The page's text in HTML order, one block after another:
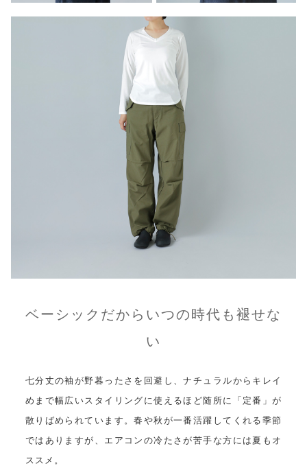
ベーシックだからいつの時代も褪せな
い
七分丈の袖が野暮ったさを回避し、ナチュラルからキレイ
めまで幅広いスタイリングに使えるほど随所に「定番」が
散りばめられています。春や秋が一番活躍してくれる季節
ではありますが、エアコンの冷たさが苦手な方には夏もオ
ススメ。